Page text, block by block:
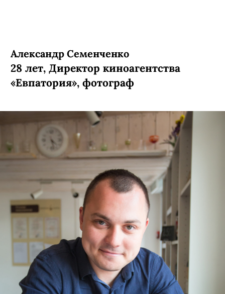
Александр Семенченко
28 лет, Директор киноагентства
«Евпатория», фотограф